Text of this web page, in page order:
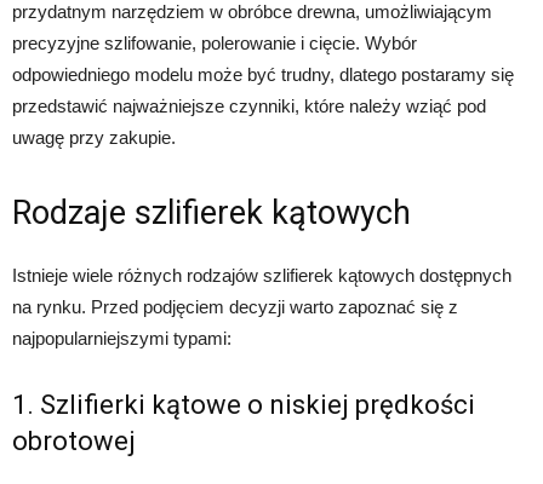
przydatnym narzędziem w obróbce drewna, umożliwiającym
precyzyjne szlifowanie, polerowanie i cięcie. Wybór
odpowiedniego modelu może być trudny, dlatego postaramy się
przedstawić najważniejsze czynniki, które należy wziąć pod
uwagę przy zakupie.
Rodzaje szlifierek kątowych
Istnieje wiele różnych rodzajów szlifierek kątowych dostępnych
na rynku. Przed podjęciem decyzji warto zapoznać się z
najpopularniejszymi typami:
1. Szlifierki kątowe o niskiej prędkości
obrotowej